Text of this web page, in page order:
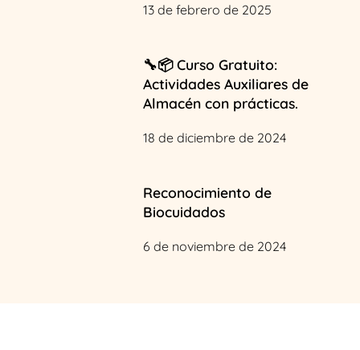
13 de febrero de 2025
🔧📦 Curso Gratuito:
Actividades Auxiliares de
Almacén con prácticas.
18 de diciembre de 2024
Reconocimiento de
Biocuidados
6 de noviembre de 2024